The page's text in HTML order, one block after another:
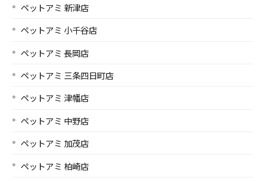
ペットアミ 新津店
ペットアミ 小千谷店
ペットアミ 長岡店
ペットアミ 三条四日町店
ペットアミ 津幡店
ペットアミ 中野店
ペットアミ 加茂店
ペットアミ 柏崎店